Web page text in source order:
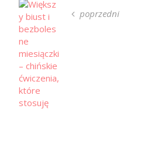
poprzedni